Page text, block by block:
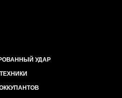
УДАР